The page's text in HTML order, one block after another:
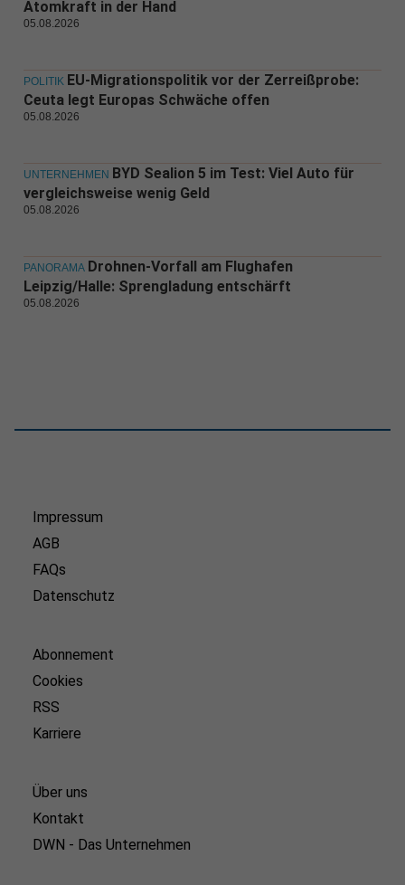
Atomkraft in der Hand
05.08.2026
POLITIK EU-Migrationspolitik vor der Zerreißprobe:
Ceuta legt Europas Schwäche offen
05.08.2026
UNTERNEHMEN BYD Sealion 5 im Test: Viel Auto für
vergleichsweise wenig Geld
05.08.2026
PANORAMA Drohnen-Vorfall am Flughafen
Leipzig/Halle: Sprengladung entschärft
05.08.2026
Impressum
AGB
FAQs
Datenschutz
Abonnement
Cookies
RSS
Karriere
Über uns
Kontakt
DWN - Das Unternehmen